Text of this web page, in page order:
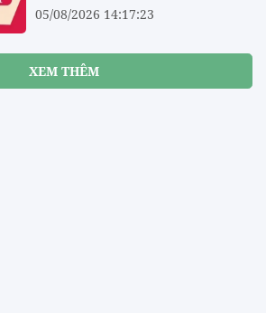
05/08/2026 14:17:23
XEM THÊM